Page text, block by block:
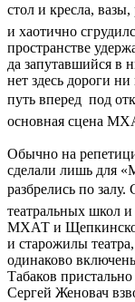
стол и кресла,
и хаотично
пространстве
да запутавшийся в
нет здесь дороги
путь вперед  под
основная сцена
Обычно на
сделали лишь для
разбрелись по залу.
театральных школ
МХАТ и
и старожилы
одинаково
Табаков
Сергей Женовач